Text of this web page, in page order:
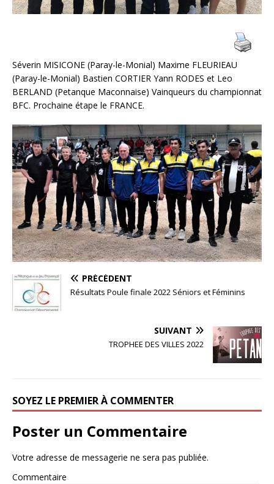
Séverin MISICONE (Paray-le-Monial) Maxime FLEURIEAU
(Paray-le-Monial) Bastien CORTIER Yann RODES et Leo
BERLAND (Petanque Maconnaise) Vainqueurs du championnat
BFC. Prochaine étape le FRANCE.
PRÉCÉDENT
Résultats Poule finale 2022 Séniors et Féminins
SUIVANT
TROPHEE DES VILLES 2022
SOYEZ LE PREMIER À COMMENTER
Poster un Commentaire
Votre adresse de messagerie ne sera pas publiée.
Commentaire